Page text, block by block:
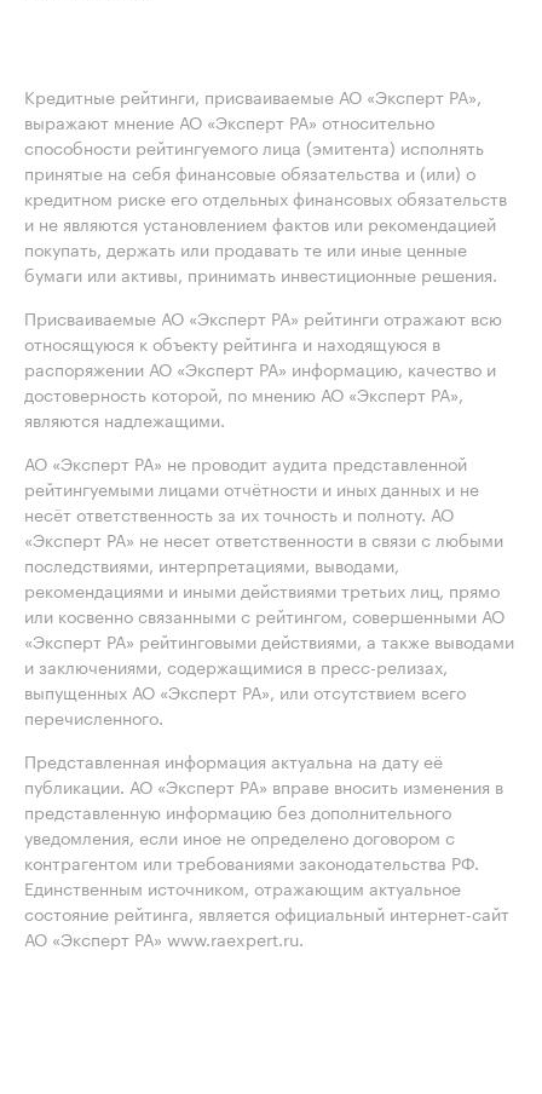
Кредитные рейтинги, присваиваемые АО «Эксперт РА»,
выражают мнение АО «Эксперт РА» относительно
способности рейтингуемого лица (эмитента) исполнять
принятые на себя финансовые обязательства и (или) о
кредитном риске его отдельных финансовых обязательств
и не являются установлением фактов или рекомендацией
покупать, держать или продавать те или иные ценные
бумаги или активы, принимать инвестиционные решения.
Присваиваемые АО «Эксперт РА» рейтинги отражают всю
относящуюся к объекту рейтинга и находящуюся в
распоряжении АО «Эксперт РА» информацию, качество и
достоверность которой, по мнению АО «Эксперт РА»,
являются надлежащими.
АО «Эксперт РА» не проводит аудита представленной
рейтингуемыми лицами отчётности и иных данных и не
несёт ответственность за их точность и полноту. АО
«Эксперт РА» не несет ответственности в связи с любыми
последствиями, интерпретациями, выводами,
рекомендациями и иными действиями третьих лиц, прямо
или косвенно связанными с рейтингом, совершенными АО
«Эксперт РА» рейтинговыми действиями, а также выводами
и заключениями, содержащимися в пресс-релизах,
выпущенных АО «Эксперт РА», или отсутствием всего
перечисленного.
Представленная информация актуальна на дату её
публикации. АО «Эксперт РА» вправе вносить изменения в
представленную информацию без дополнительного
уведомления, если иное не определено договором с
контрагентом или требованиями законодательства РФ.
Единственным источником, отражающим актуальное
состояние рейтинга, является официальный интернет-сайт
АО «Эксперт РА» www.raexpert.ru.